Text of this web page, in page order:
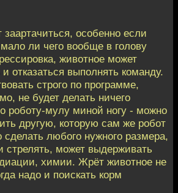
особенно если
ли чего вообще в голову
животное может
отказаться выполнять команду.
строго по программе,
не будет делать ничего
роботу-мулу миной ногу - можно
другую, которую сам же робот
любого нужного размера,
стрелять, может выдерживать
химии. Жрёт животное не
надо и поискать корм